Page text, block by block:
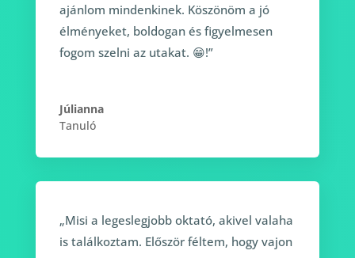
ajánlom mindenkinek. Köszönöm a jó
élményeket, boldogan és figyelmesen
fogom szelni az utakat. 😁!”
Júlianna
Tanuló
„Misi a legeslegjobb oktató, akivel valaha
is találkoztam. Először féltem, hogy vajon